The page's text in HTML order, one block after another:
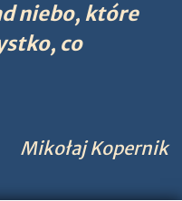
niebo, które
co
Mikołaj Kopernik